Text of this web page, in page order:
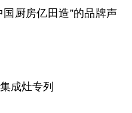
厨房亿田造”的品牌声
成灶专列